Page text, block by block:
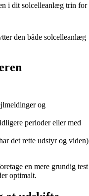
i dit solcelleanlæg trin for
den både solcelleanlæg
og
perioder eller med
det rette udstyr og viden)
en mere grundig test
optimalt.